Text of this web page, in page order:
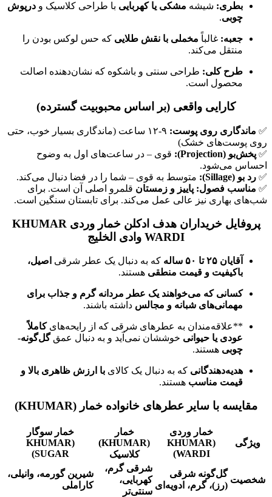
بطری: شیشه مشکی یا کهربایی با طراحی کلاسیک و درپوش
چوبی.
جعبه: غالباً مخملی با نقش طلایی که حس لوکس بودن را
منتقل می‌کند.
طرح کلی: طراحی سنتی و باشکوه که نشان‌دهنده اصالت
محصول است.
کارایی واقعی (بر اساس محبوبیت گسترده)
✅ ماندگاری روی پوست:
۹-۱۲ ساعت (ماندگاری بسیار خوب، حتی
روی پوست‌های خشک)
✅ پخش‌بو (Projection):
قوی – در ساعت‌های اول به وضوح
احساس می‌شود.
✅ رد بو (Sillage):
متوسط به قوی – شما را در فضا دنبال می‌کند.
✅ مناسب فصول: پاییز و زمستان قلمرو اصلی آن است. برای
شب‌های بهاری نیز عالی عمل می‌کند. برای تابستان سنگین است.
پروفایل خریداران هدف ادکلن خمار وردی KHUMAR
WARDI وادی الخلیج
آقایان ۲۵ تا ۵۰ ساله که به دنبال یک عطر شرقی اصیل،
باکیفیت و قیمت منطقی هستند.
کسانی که می‌خواهند یک عطر مردانه گرم و جذاب برای
مهمانی‌های شبانه و مجالس داشته باشند.
**علاقه‌مندان به عطرهای شرقی که از رایحه‌هایکاملاً
عودی یا حیوانی خوششان نمی‌آید و به دنبال عمقگل‌گونه-
چوبی هستند.
هدیه‌دهندگانی که به دنبال یک کالای با ارزش ظاهری بالا و
قیمت مناسب هستند.
مقایسه با سایر عطرهای خانواده خمار (KHUMAR)
ویژگی
خمار وردی
(KHUMAR
WARDI)
خمار
(KHUMAR)
کلاسیک
خمار سوگار
(KHUMAR
SUGAR)
شخصیت
گل‌گونه شرقی
(رز)، گرم، ادویه‌ای
شرقی گرم،
کهربایی،
سنتی‌تر
شیرین گورمه، وانیلی،
کاراملی